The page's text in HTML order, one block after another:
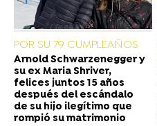
POR SU 79 CUMPLEAÑOS
Arnold Schwarzenegger y
su ex Maria Shriver,
felices juntos 15 años
después del escándalo
de su hijo ilegítimo que
rompió su matrimonio